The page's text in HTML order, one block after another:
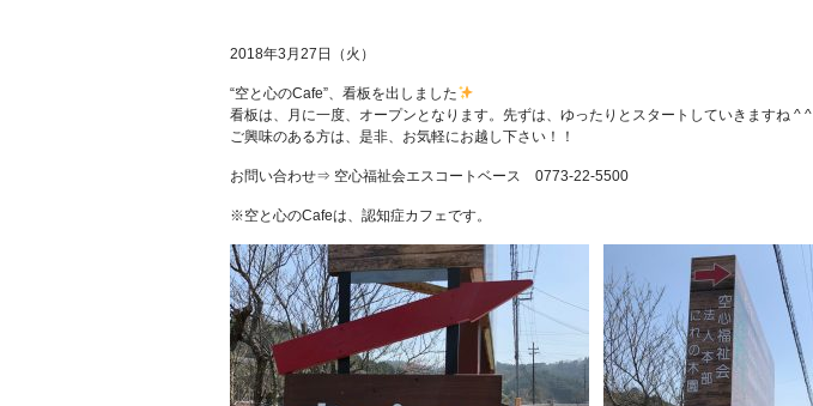
2018年3月27日（火）
“空と心のCafe”、看板を出しました
看板は、月に一度、オープンとなります。先ずは、ゆったりとスタートしていきますね ^ ^
ご興味のある方は、是非、お気軽にお越し下さい！！
お問い合わせ⇒ 空心福祉会エスコートベース 0773-22-5500
※空と心のCafeは、認知症カフェです。